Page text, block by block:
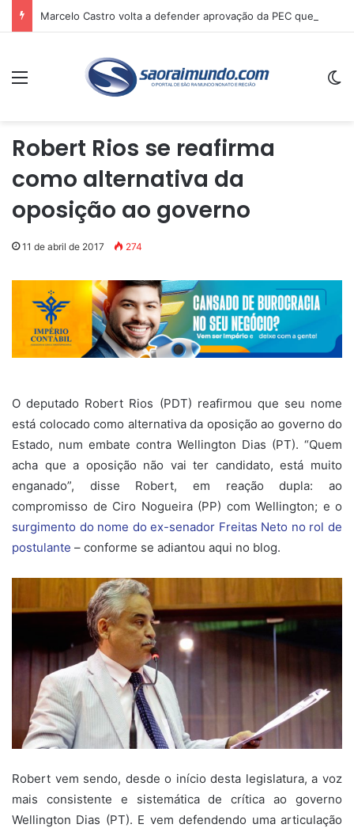
Menu
Robert Rios se reafirma
como alternativa da
oposição ao governo
11 de abril de 2017 274
O deputado Robert Rios (PDT) reafirmou que seu nome
está colocado como alternativa da oposição ao governo do
Estado, num embate contra Wellington Dias (PT). “Quem
acha que a oposição não vai ter candidato, está muito
enganado”, disse Robert, em reação dupla: ao
compromisso de Ciro Nogueira (PP) com Wellington; e o
surgimento do nome do ex-senador Freitas Neto no rol de
postulante – conforme se adiantou aqui no blog.
Robert vem sendo, desde o início desta legislatura, a voz
mais consistente e sistemática de crítica ao governo
Wellington Dias (PT). E vem defendendo uma articulação